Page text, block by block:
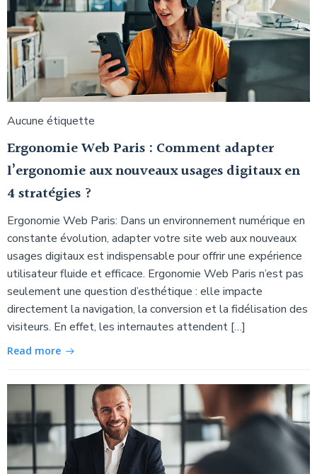
Aucune étiquette
Ergonomie Web Paris : Comment adapter
l’ergonomie aux nouveaux usages digitaux en
4 stratégies ?
Ergonomie Web Paris: Dans un environnement numérique en
constante évolution, adapter votre site web aux nouveaux
usages digitaux est indispensable pour offrir une expérience
utilisateur fluide et efficace. Ergonomie Web Paris n’est pas
seulement une question d’esthétique : elle impacte
directement la navigation, la conversion et la fidélisation des
visiteurs. En effet, les internautes attendent […]
Read more